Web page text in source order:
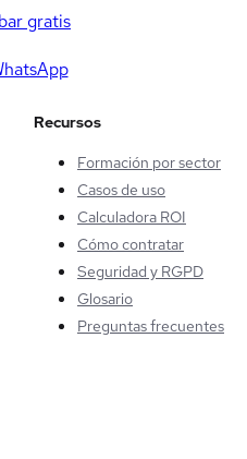
gratis
Recursos
Formación por sector
Casos de uso
Calculadora ROI
Cómo contratar
Seguridad y RGPD
Glosario
Preguntas frecuentes